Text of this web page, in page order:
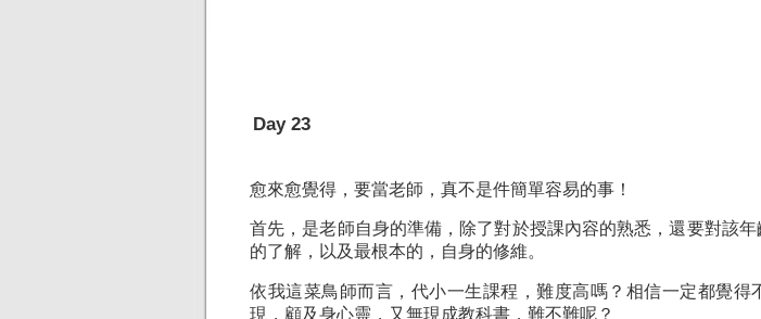
Day 23
愈來愈覺得，要當老師，真不是件簡單容易的事！
首先，是老師自身的準備，除了對於授課內容的熟悉，還要對該
的了解，以及最根本的，自身的修維。
依我這菜鳥師而言，代小一生課程，難度高嗎？相信一定都覺得
現，顧及身心靈，又無現成教科書，難不難呢？